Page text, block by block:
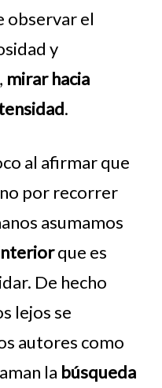
observar el
y
mirar hacia
.
al afirmar que
por recorrer
asumamos
que es
De hecho
lejos se
autores como
la búsqueda